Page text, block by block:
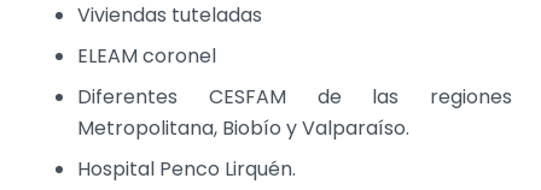
Viviendas tuteladas
ELEAM coronel
Diferentes CESFAM de las regiones
Metropolitana, Biobío y Valparaíso.
Hospital Penco Lirquén.